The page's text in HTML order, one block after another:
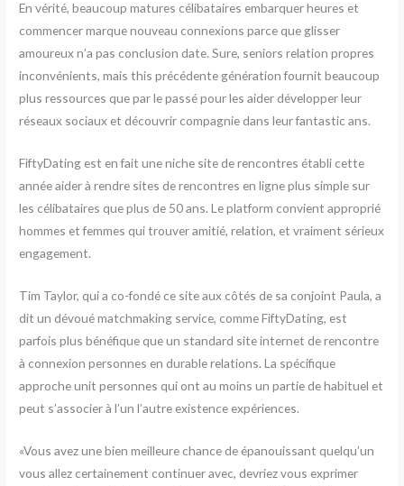
En vérité, beaucoup matures célibataires embarquer heures et
commencer marque nouveau connexions parce que glisser
amoureux n’a pas conclusion date. Sure, seniors relation propres
inconvénients, mais this précédente génération fournit beaucoup
plus ressources que par le passé pour les aider développer leur
réseaux sociaux et découvrir compagnie dans leur fantastic ans.
FiftyDating est en fait une niche site de rencontres établi cette
année aider à rendre sites de rencontres en ligne plus simple sur
les célibataires que plus de 50 ans. Le platform convient approprié
hommes et femmes qui trouver amitié, relation, et vraiment sérieux
engagement.
Tim Taylor, qui a co-fondé ce site aux côtés de sa conjoint Paula, a
dit un dévoué matchmaking service, comme FiftyDating, est
parfois plus bénéfique que un standard site internet de rencontre
à connexion personnes en durable relations. La spécifique
approche unit personnes qui ont au moins un partie de habituel et
peut s’associer à l’un l’autre existence expériences.
«Vous avez une bien meilleure chance de épanouissant quelqu’un
vous allez certainement continuer avec, devriez vous exprimer